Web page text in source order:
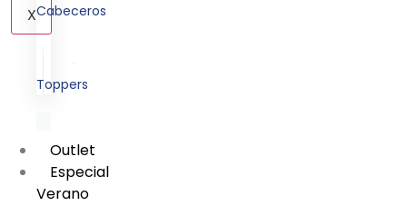
XCabeceros
Toppers
Outlet
Especial
Verano